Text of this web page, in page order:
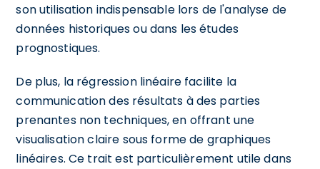
son utilisation indispensable lors de l'analyse de
données historiques ou dans les études
prognostiques.
De plus, la régression linéaire facilite la
communication des résultats à des parties
prenantes non techniques, en offrant une
visualisation claire sous forme de graphiques
linéaires. Ce trait est particulièrement utile dans